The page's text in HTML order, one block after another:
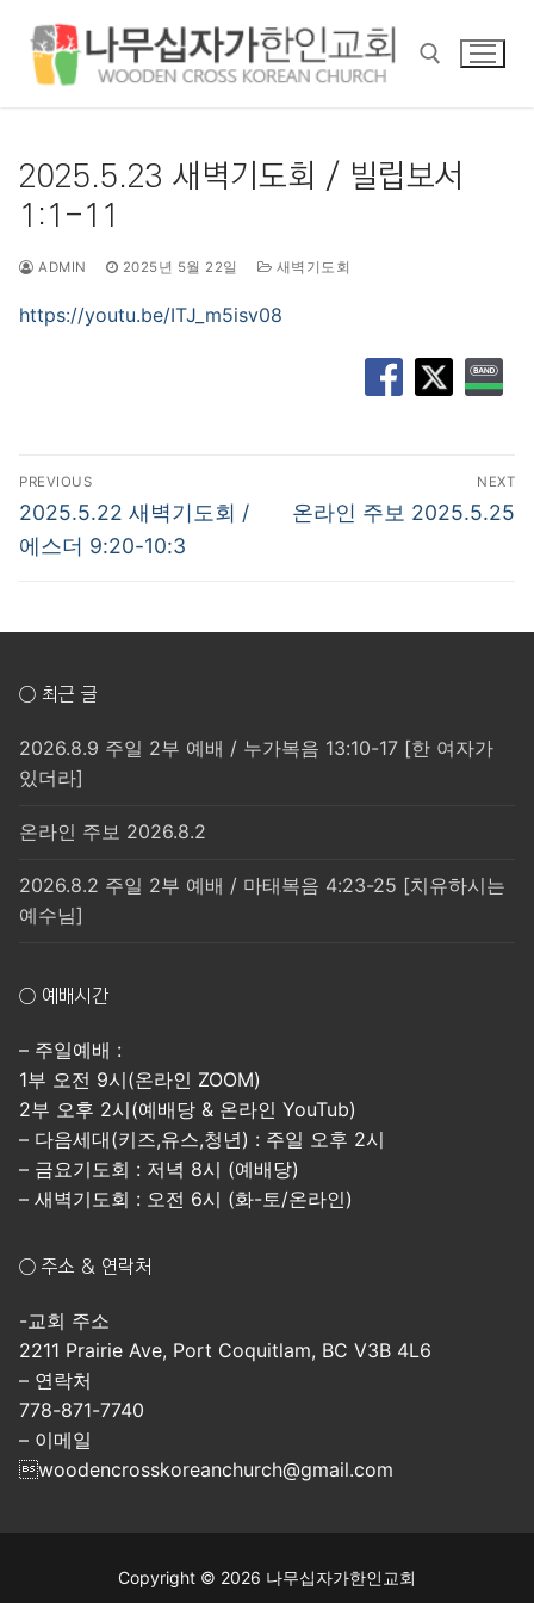
2025.5.23 새벽기도회 / 빌립보서
1:1-11
ADMIN 2025년 5월 22일 새벽기도회
https://youtu.be/ITJ_m5isv08
글
탐
색
PREVIOUS
Previous
post:
2025.5.22 새벽기도회 /
에스더 9:20-10:3
NEXT
Next
온라인 주보 2025.5.25
○ 최근 글
2026.8.9 주일 2부 예배 / 누가복음 13:10-17 [한 여자가
있더라]
온라인 주보 2026.8.2
2026.8.2 주일 2부 예배 / 마태복음 4:23-25 [치유하시는
예수님]
○ 예배시간
– 주일예배 :
1부 오전 9시(온라인 ZOOM)
2부 오후 2시(예배당 & 온라인 YouTub)
– 다음세대(키즈,유스,청년) : 주일 오후 2시
– 금요기도회 : 저녁 8시 (예배당)
– 새벽기도회 : 오전 6시 (화-토/온라인)
○ 주소 & 연락처
-교회 주소
2211 Prairie Ave, Port Coquitlam, BC V3B 4L6
– 연락처
778-871-7740
– 이메일
woodencrosskoreanchurch@gmail.com
Copyright © 2026 나무십자가한인교회